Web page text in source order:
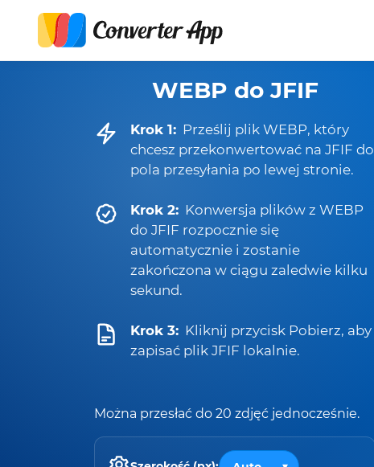
WEBP do JFIF
Krok 1: Prześlij plik WEBP, który
chcesz przekonwertować na JFIF do
pola przesyłania po lewej stronie.
Krok 2: Konwersja plików z WEBP
do JFIF rozpocznie się
automatycznie i zostanie
zakończona w ciągu zaledwie kilku
sekund.
Krok 3: Kliknij przycisk Pobierz, aby
zapisać plik JFIF lokalnie.
Można przesłać do 20 zdjęć jednocześnie.